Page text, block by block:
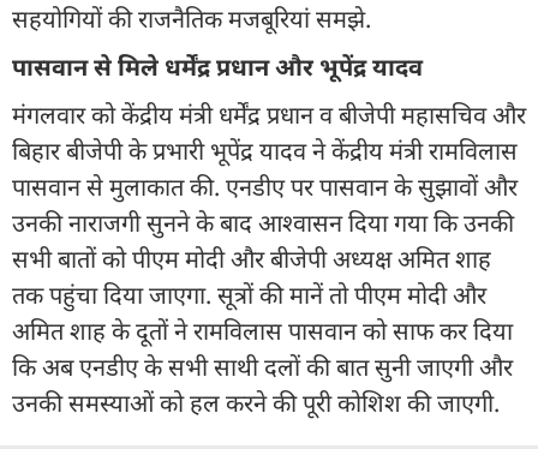
सहयोगियों की राजनैतिक मजबूरियां समझे.
पासवान से मिले धर्मेंद्र प्रधान और भूपेंद्र यादव
मंगलवार को केंद्रीय मंत्री धर्मेंद्र प्रधान व बीजेपी महासचिव और
बिहार बीजेपी के प्रभारी भूपेंद्र यादव ने केंद्रीय मंत्री रामविलास
पासवान से मुलाकात की. एनडीए पर पासवान के सुझावों और
उनकी नाराजगी सुनने के बाद आश्वासन दिया गया कि उनकी
सभी बातों को पीएम मोदी और बीजेपी अध्यक्ष अमित शाह
तक पहुंचा दिया जाएगा. सूत्रों की मानें तो पीएम मोदी और
अमित शाह के दूतों ने रामविलास पासवान को साफ कर दिया
कि अब एनडीए के सभी साथी दलों की बात सुनी जाएगी और
उनकी समस्याओं को हल करने की पूरी कोशिश की जाएगी.